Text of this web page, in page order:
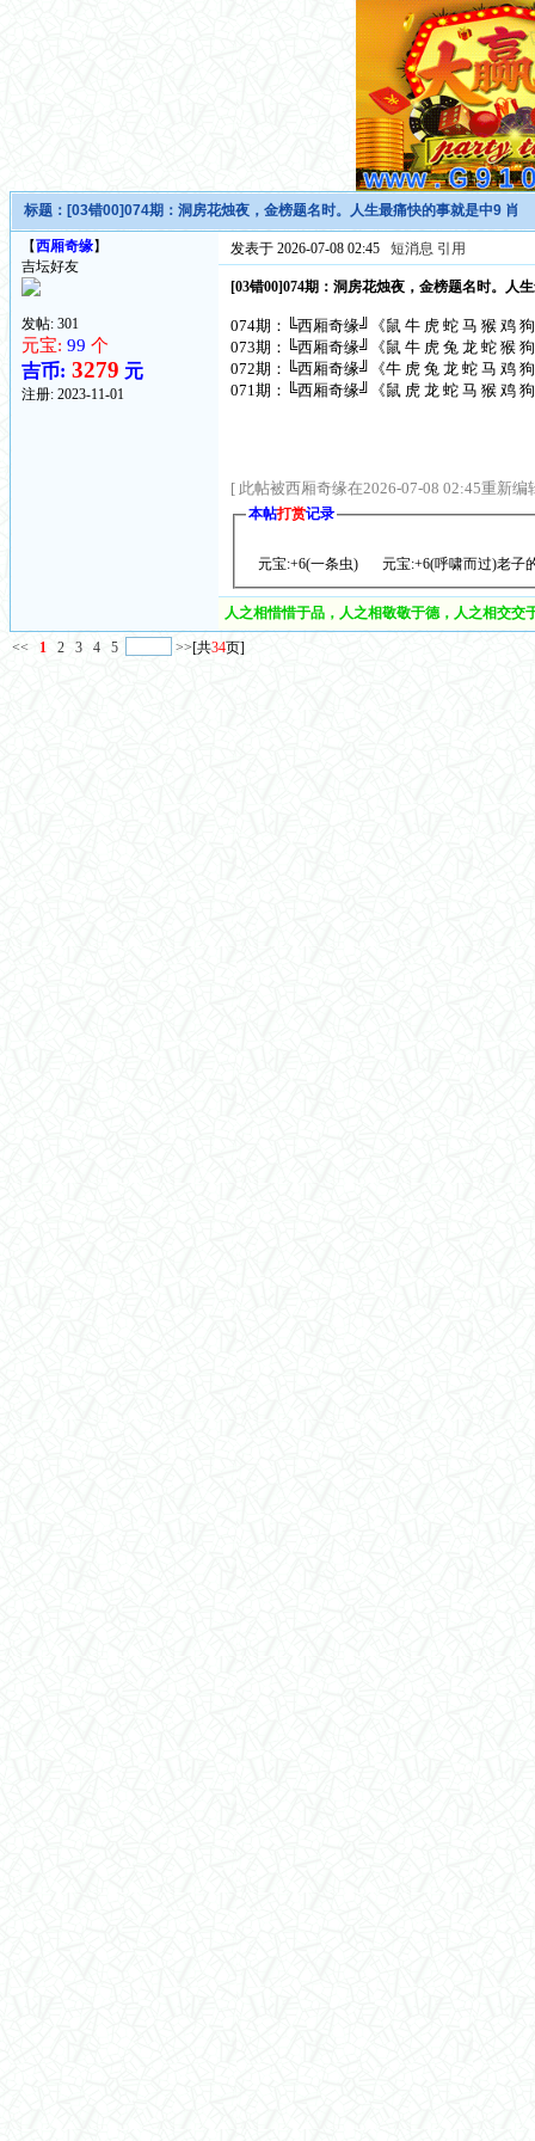
标题： [03错00]074期：洞房花烛夜，金榜题名时。人生最痛快的事就是中9 肖
【西厢奇缘】
吉坛好友
发帖: 301
元宝: 99 个
吉币: 3279 元
注册: 2023-11-01
发表于 2026-07-08 02:45 短消息 引用
[03错00]074期：洞房花烛夜，金榜题名时。人
074期：╚西厢奇缘╝《鼠 牛 虎 蛇 马 猴 鸡
073期：╚西厢奇缘╝《鼠 牛 虎 兔 龙 蛇 猴
072期：╚西厢奇缘╝《牛 虎 兔 龙 蛇 马 鸡
071期：╚西厢奇缘╝《鼠 虎 龙 蛇 马 猴 鸡
[ 此帖被西厢奇缘在2026-07-08 02:45重新编
本帖打赏记录
元宝:+6(一条虫) 元宝:+6(呼啸而过)老子
人之相惜惜于品，人之相敬敬于德，人之相交
<< 1 2 3 4 5 >>[共34页]